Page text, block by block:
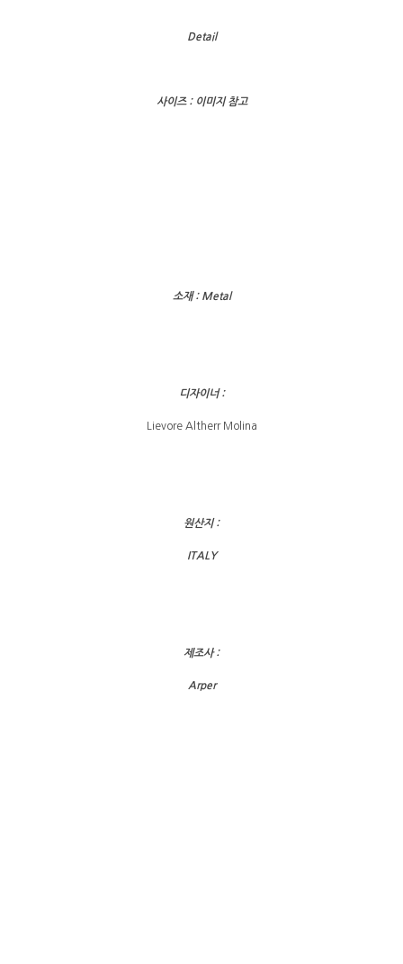
Detail
사이즈 : 이미지 참고
소재 : Metal
디자이너 :
Lievore Altherr Molina
원산지 :
ITALY
제조사 :
Arper